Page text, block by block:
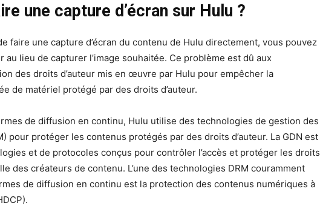
une capture d’écran sur Hulu ?
faire une capture d’écran du contenu de Hulu directement, vous pouvez
au lieu de capturer l’image souhaitée. Ce problème est dû aux
des droits d’auteur mis en œuvre par Hulu pour empêcher la
de matériel protégé par des droits d’auteur.
de diffusion en continu, Hulu utilise des technologies de gestion des
pour protéger les contenus protégés par des droits d’auteur. La GDN est
et de protocoles conçus pour contrôler l’accès et protéger les droits
des créateurs de contenu. L’une des technologies DRM couramment
de diffusion en continu est la protection des contenus numériques à